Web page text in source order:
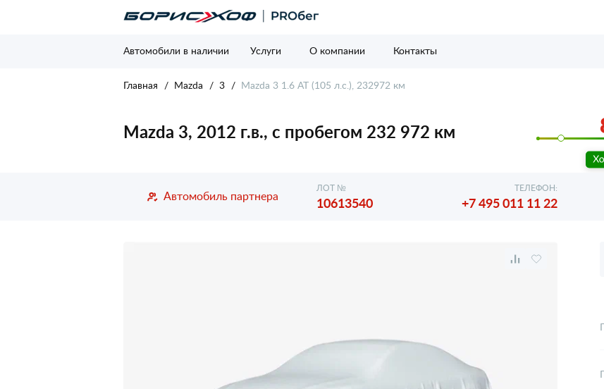
Автомобили в наличии Услуги О компании Контакты
Главная Mazda 3 Mazda 3 1.6 AT (105 л.с.), 232972 км
Mazda 3, 2012 г.в., с пробегом 232 972 км
Автомобиль партнера
ЛОТ №
10613540
ТЕЛЕФОН:
+7 495 011 11 22